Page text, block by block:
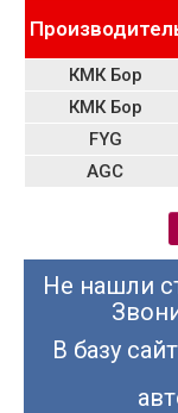
КМК Бор
КМК Бор
FYG
AGC
Не нашли
В базу